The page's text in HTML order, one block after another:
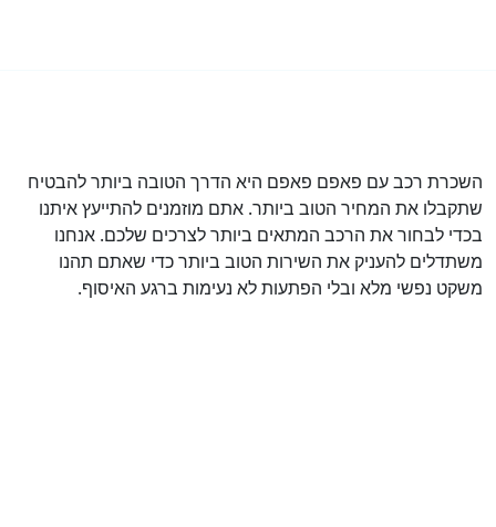
השכרת רכב עם פאפם פאפם היא הדרך הטובה ביותר להבטיח
שתקבלו את המחיר הטוב ביותר. אתם מוזמנים להתייעץ איתנו
בכדי לבחור את הרכב המתאים ביותר לצרכים שלכם. אנחנו
משתדלים להעניק את השירות הטוב ביותר כדי שאתם תהנו
משקט נפשי מלא ובלי הפתעות לא נעימות ברגע האיסוף.